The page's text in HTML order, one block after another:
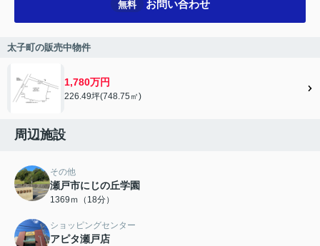
無料 お問い合わせ
太子町の販売中物件
1,780万円
226.49坪(748.75㎡)
周辺施設
その他
瀬戸市にじの丘学園
1369ｍ（18分）
ショッピングセンター
アピタ瀬戸店